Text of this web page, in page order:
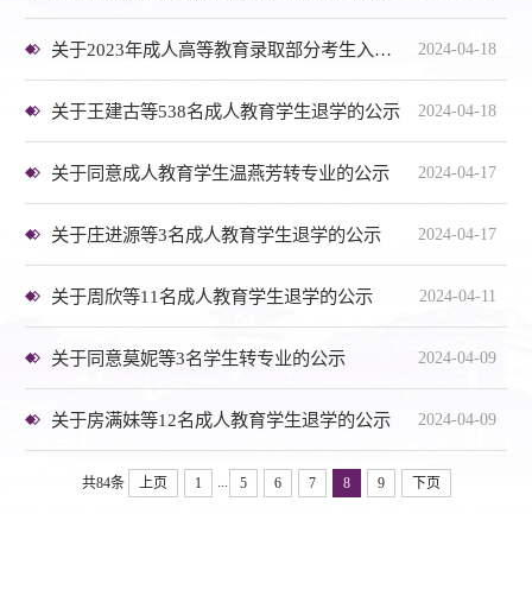
关于2023年成人高等教育录取部分考生入学资格处理情况的公示 2024-04-18
关于王建古等538名成人教育学生退学的公示 2024-04-18
关于同意成人教育学生温燕芳转专业的公示 2024-04-17
关于庄进源等3名成人教育学生退学的公示 2024-04-17
关于周欣等11名成人教育学生退学的公示 2024-04-11
关于同意莫妮等3名学生转专业的公示 2024-04-09
关于房满妹等12名成人教育学生退学的公示 2024-04-09
共84条 上页 1 ... 5 6 7 8 9 下页